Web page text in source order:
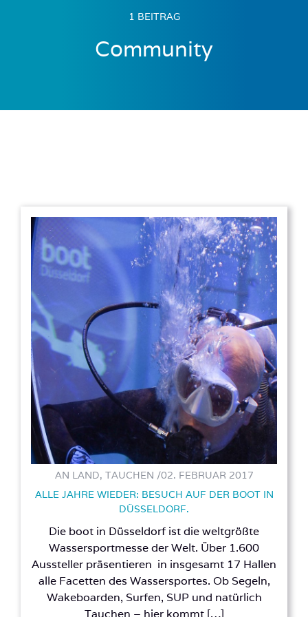
1 BEITRAG
Community
AN LAND, TAUCHEN /02. FEBRUAR 2017
ALLE JAHRE WIEDER: BESUCH AUF DER BOOT IN
DÜSSELDORF.
Die boot in Düsseldorf ist die weltgrößte
Wassersportmesse der Welt. Über 1.600
Aussteller präsentieren in insgesamt 17 Hallen
alle Facetten des Wassersportes. Ob Segeln,
Wakeboarden, Surfen, SUP und natürlich
Tauchen – hier kommt […]